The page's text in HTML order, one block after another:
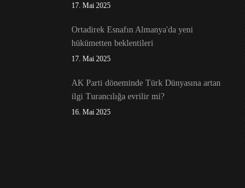
17. Mai 2025
Ortadirek Esnafın Almanya'da yeni
hükümetten beklentileri
17. Mai 2025
AK Parti döneminde Türk Dünyasına artan
ilgi Turancılığa evrilir mi?
16. Mai 2025